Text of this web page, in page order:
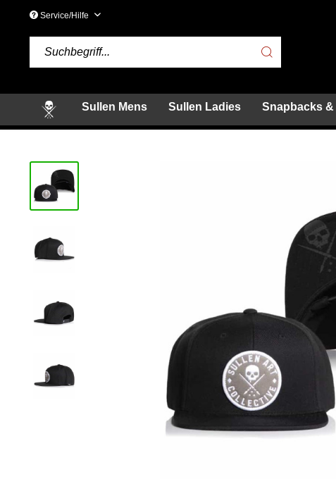
Service/Hilfe
Sullen Mens Sullen Ladies Snapbacks